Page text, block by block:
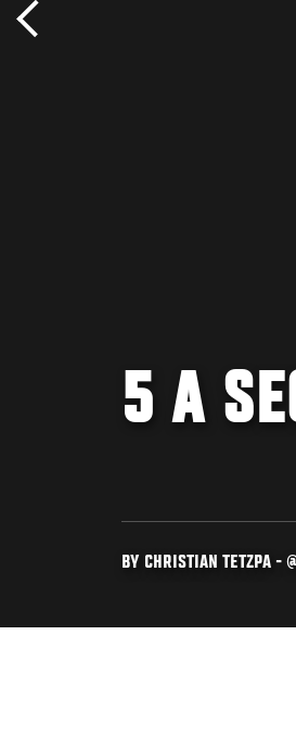
5 A
BY CHRISTIAN TETZPA -